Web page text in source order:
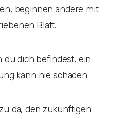
beginnen andere mit
Blatt.
du dich befindest, ein
kann nie schaden.
da, den zukünftigen